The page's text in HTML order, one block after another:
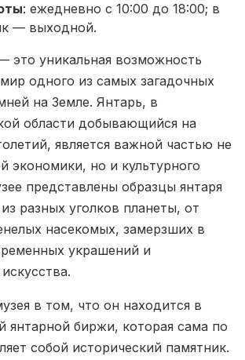
: ежедневно с 10:00 до 18:00; в
— выходной.
это уникальная возможность
одного из самых загадочных
на Земле. Янтарь, в
области добывающийся на
является важной частью не
экономики, но и культурного
представлены образцы янтаря
разных уголков планеты, от
насекомых, замерзших в
украшений и
в том, что он находится в
янтарной биржи, которая сама по
собой исторический памятник.